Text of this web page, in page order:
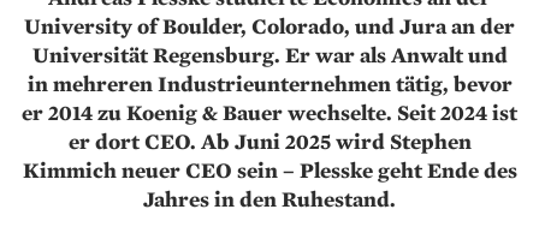
University of Boulder, Colorado, und Jura an der
Universität Regensburg. Er war als Anwalt und
in mehreren Industrieunternehmen tätig, bevor
er 2014 zu Koenig & Bauer wechselte. Seit 2024 ist
er dort CEO. Ab Juni 2025 wird Stephen
Kimmich neuer CEO sein – Plesske geht Ende des
Jahres in den Ruhestand.